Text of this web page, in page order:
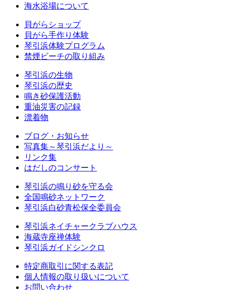
海水浴場について
貝がらショップ
貝がら手作り体験
琴引浜体験プログラム
禁煙ビーチの取り組み
琴引浜の生物
琴引浜の歴史
鳴き砂保護活動
重油災害の記録
漂着物
ブログ・お知らせ
写真集～琴引浜だより～
リンク集
はだしのコンサート
琴引浜の鳴り砂を守る会
全国鳴砂ネットワーク
琴引浜白砂青松保全委員会
琴引浜ネイチャークラブハウス
海蔵寺座禅体験
琴引浜ガイドシンクロ
特定商取引に関する表記
個人情報の取り扱いについて
お問い合わせ